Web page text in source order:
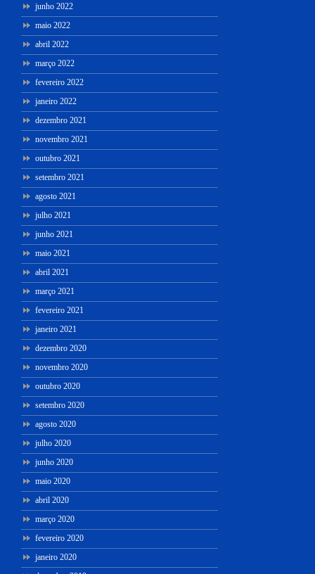
junho 2022
maio 2022
abril 2022
março 2022
fevereiro 2022
janeiro 2022
dezembro 2021
novembro 2021
outubro 2021
setembro 2021
agosto 2021
julho 2021
junho 2021
maio 2021
abril 2021
março 2021
fevereiro 2021
janeiro 2021
dezembro 2020
novembro 2020
outubro 2020
setembro 2020
agosto 2020
julho 2020
junho 2020
maio 2020
abril 2020
março 2020
fevereiro 2020
janeiro 2020